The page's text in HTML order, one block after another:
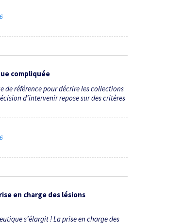
compliquée
de référence pour décrire les ­collections
d’intervenir repose sur des critères
en charge des lésions
s’élargit ! La prise en charge des